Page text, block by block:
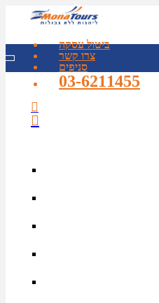
ביטול עסקה
צרו קשר
סניפים
03-6211455